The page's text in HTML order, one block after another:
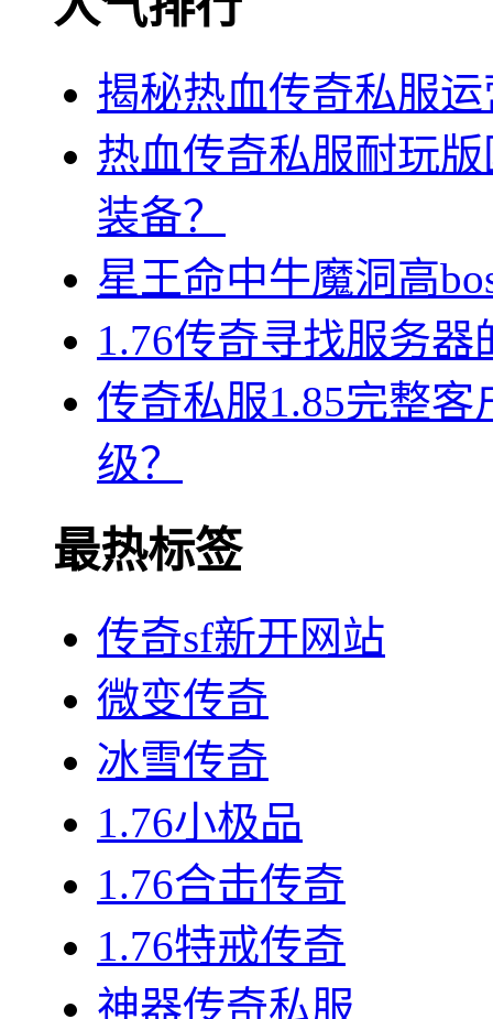
揭秘热血传奇私服
热血传奇私服耐玩
装备？
星王命中牛魔洞高
1.76传奇寻找服务器
传奇私服1.85完整
级？
最热标签
传奇sf新开网站
微变传奇
冰雪传奇
1.76小极品
1.76合击传奇
1.76特戒传奇
神器传奇私服